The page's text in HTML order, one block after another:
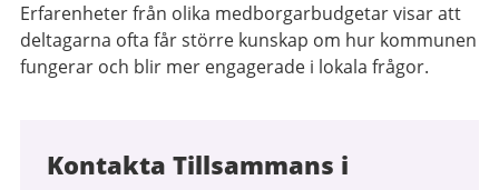
Erfarenheter från olika medborgarbudgetar visar att
deltagarna ofta får större kunskap om hur kommunen
fungerar och blir mer engagerade i lokala frågor.
Kontakta Tillsammans i